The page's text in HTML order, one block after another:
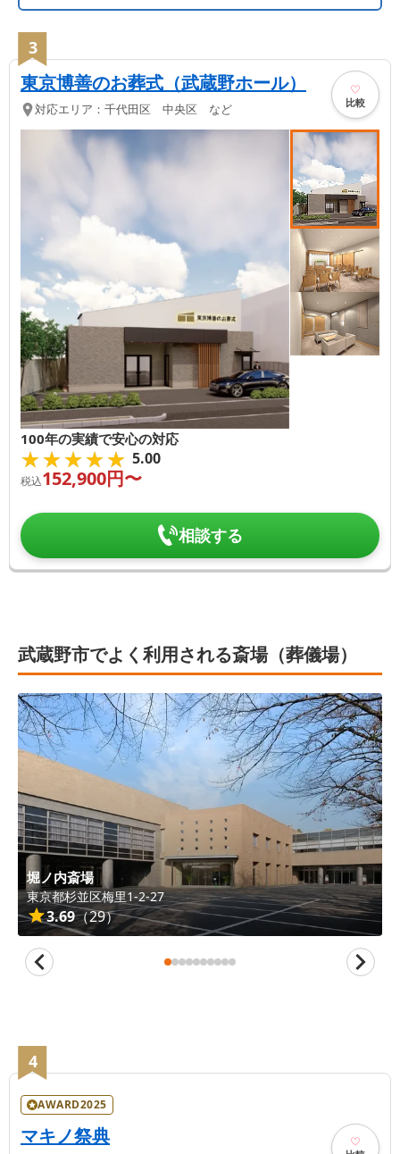
3
東京博善のお葬式（武蔵野ホール）
対応エリア： 千代田区 中央区 など 比較
100年の実績で安心の対応
★★★★★
★★★★★ 5.00
税込152,900円〜
相談する
武蔵野市でよく利用される斎場（葬儀場）
堀ノ内斎場
東京都杉並区梅里1-2-27
3.69（29）
4
AWARD2025
マキノ祭典